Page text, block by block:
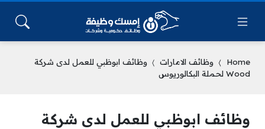
Home وظائف الامارات
وظائف ابوظبي للعمل لدى شركة
Wood لحملة البكالوريوس
وظائف ابوظبي للعمل لدى شركة